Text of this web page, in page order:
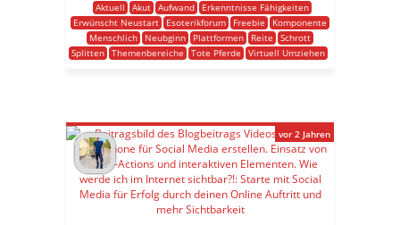
Aktuell Akut Aufwand
Erkenntnisse Fähigkeiten
Erwünscht Neustart
Esoterikforum Freebie
Komponente
Menschlich
Neubginn Plattformen Reite
Schrott
Splitten
Themenbereiche Tote Pferde Virtuell Umziehen
vor 2 Jahren